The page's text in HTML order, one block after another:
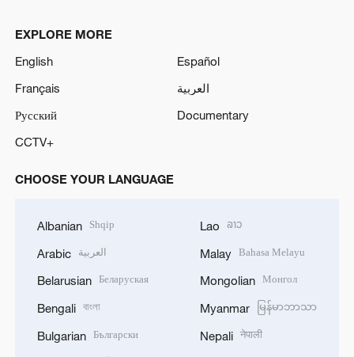
EXPLORE MORE
English
Español
Français
العربية
Русский
Documentary
CCTV+
CHOOSE YOUR LANGUAGE
Albanian Shqip
Arabic العربية
Belarusian Беларуская
Bengali বাংলা
Bulgarian Български
Lao ລາວ
Malay Bahasa Melayu
Mongolian Монгол
Myanmar မြန်မာဘာသာ
Nepali नेपाली